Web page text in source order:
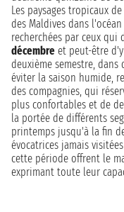
Les paysages tropicaux
des Maldives dans
recherchées par ceux qui
décembre et peut-être d'y
deuxième semestre,
éviter la saison humide,
des compagnies, qui
plus confortables et de
la portée de différents
printemps jusqu'à la fin
évocatrices jamais
cette période offrent le
exprimant toute leur